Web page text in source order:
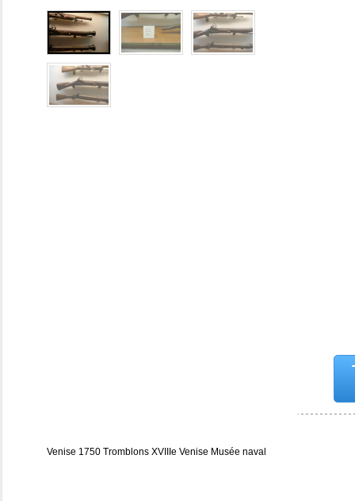
Venise 1750 Tromblons XVIIIe Venise Musée naval